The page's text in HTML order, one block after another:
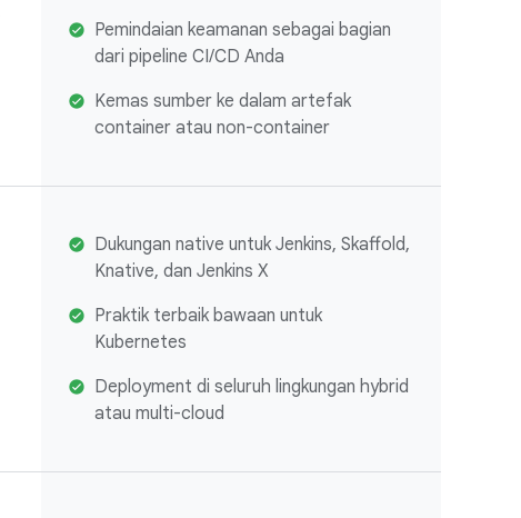
Pemindaian keamanan sebagai bagian
dari pipeline CI/CD Anda
Kemas sumber ke dalam artefak
container atau non-container
Dukungan native untuk Jenkins, Skaffold,
Knative, dan Jenkins X
Praktik terbaik bawaan untuk
Kubernetes
Deployment di seluruh lingkungan hybrid
atau multi-cloud